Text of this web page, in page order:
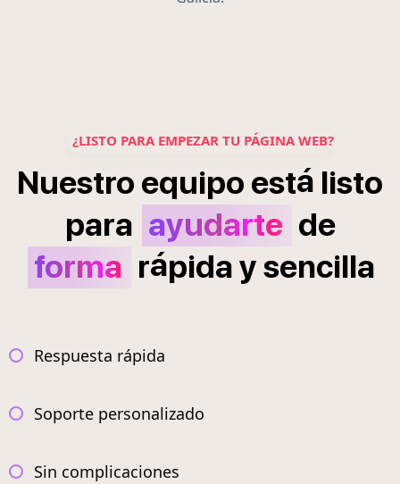
¿LISTO PARA EMPEZAR TU PÁGINA WEB?
Nuestro equipo está listo
para ayudarte de
forma rápidaysencilla
Respuesta rápida
Soporte personalizado
Sin complicaciones